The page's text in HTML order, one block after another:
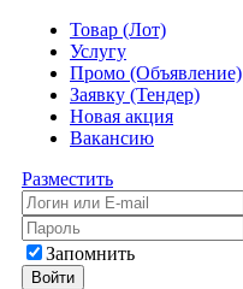
Товар (Лот)
Услугу
Промо (Объявление)
Заявку (Тендер)
Новая акция
Вакансию
Разместить
Запомнить
Войти